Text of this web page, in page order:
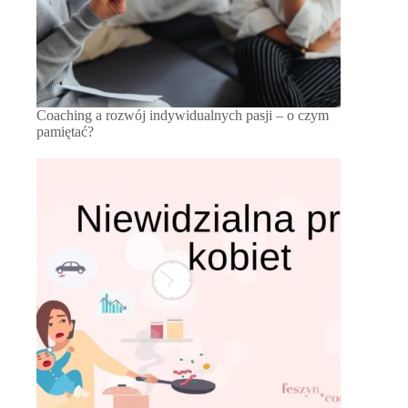
Coaching a rozwój indywidualnych pasji – o czym
pamiętać?